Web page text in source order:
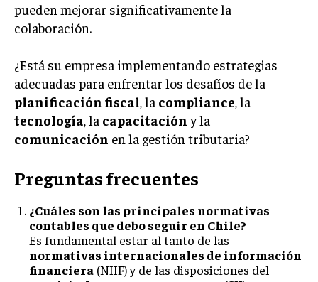
pueden mejorar significativamente la
colaboración.
¿Está su empresa implementando estrategias
adecuadas para enfrentar los desafíos de la
planificación fiscal, la compliance, la
tecnología, la capacitación y la
comunicación en la gestión tributaria?
Preguntas frecuentes
¿Cuáles son las principales normativas
contables que debo seguir en Chile?
Es fundamental estar al tanto de las
normativas internacionales de información
financiera (NIIF) y de las disposiciones del